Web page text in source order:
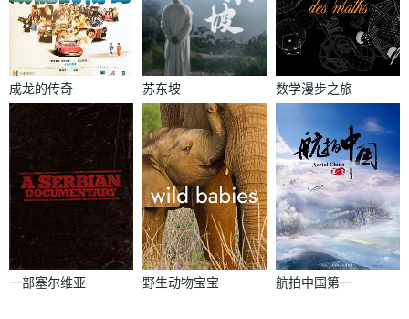
成龙的传奇 苏东坡 数学漫步之旅
一部塞尔维亚
野生动物宝宝
航拍中国第一